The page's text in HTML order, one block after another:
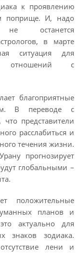
к проявлению
поприще. И, надо
не останется
в марте
ситуация для
отношений с
благоприятные
В переводе с
что представители
расслабиться и
течения жизни.
прогнозирует
глобальными –
положительные
планов и
актуально для
знаков зодиака.
лени и